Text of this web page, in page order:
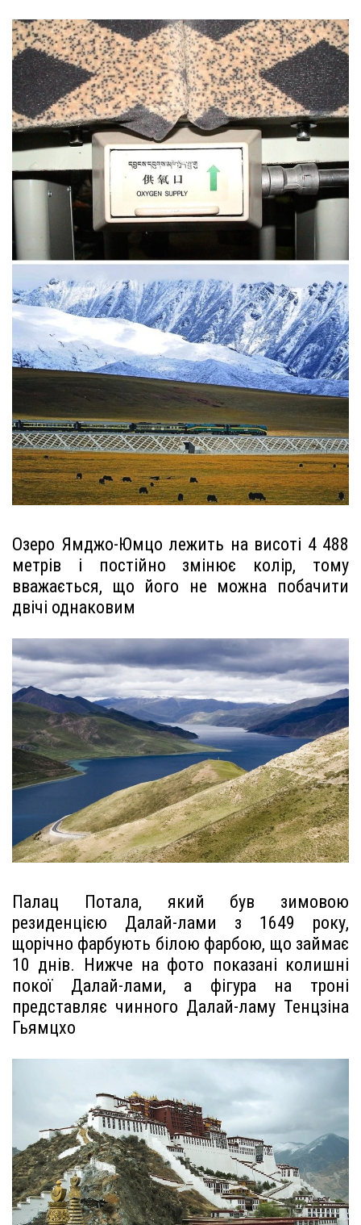
Озеро Ямджо-Юмцо лежить на висоті 4 488
метрів і постійно змінює колір, тому
вважається, що його не можна побачити
двічі однаковим
Палац Потала, який був зимовою
резиденцією Далай-лами з 1649 року,
щорічно фарбують білою фарбою, що займає
10 днів. Нижче на фото показані колишні
покої Далай-лами, а фігура на троні
представляє чинного Далай-ламу Тенцзіна
Гьямцхо